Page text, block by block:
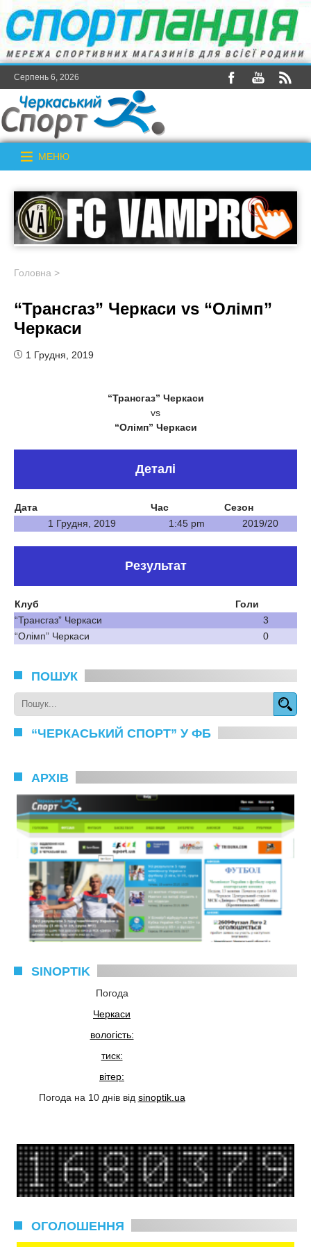
Серпень 6, 2026
МЕНЮ
Головна >
“Трансгаз” Черкаси vs “Олімп”
Черкаси
1 Грудня, 2019
“Трансгаз” Черкаси
vs
“Олімп” Черкаси
Деталі
Дата Час
Сезон
1 Грудня, 2019
1:45 pm 2019/20
Результат
Клуб
Голи
“Трансгаз” Черкаси
3
“Олімп” Черкаси
0
ПОШУК
“ЧЕРКАСЬКИЙ СПОРТ” У ФБ
АРХІВ
SINOPTIK
Погода
Черкаси
вологість:
тиск:
вітер:
Погода на 10 днів від sinoptik.ua
ОГОЛОШЕННЯ